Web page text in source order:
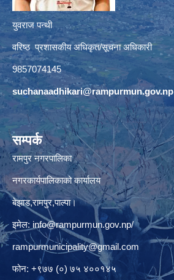
युवराज पन्थी
वरिष्ठ प्रशासकीय अधिकृत/सूचना अधिकारी
9857074145
suchanaadhikari@rampurmun.gov.np
सम्पर्क
रामपुर नगरपालिका
नगरकार्यपालिकाको कार्यालय
बेझाड,रामपुर,पाल्पा।
इमेल: info@rampurmun.gov.np/
rampurmunicipality@gmail.com
फोन: +९७७ (०) ७५ ४००१४५